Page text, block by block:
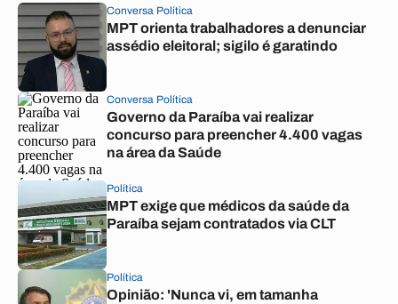
Conversa Política
MPT orienta trabalhadores a denunciar
assédio eleitoral; sigilo é garatindo
Conversa Política
Governo da Paraíba vai realizar
concurso para preencher 4.400 vagas
na área da Saúde
Política
MPT exige que médicos da saúde da
Paraíba sejam contratados via CLT
Política
Opinião: 'Nunca vi, em tamanha